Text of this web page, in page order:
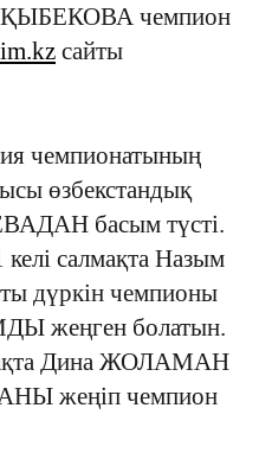
чемпион
сайты
чемпионатының
өзбекстандық
басым түсті.
салмақта Назым
дүркін чемпионы
жеңген болатын.
Дина ЖОЛАМАН
жеңіп чемпион